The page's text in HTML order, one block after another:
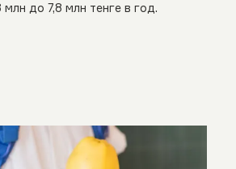
до 7,8 млн тенге в год.